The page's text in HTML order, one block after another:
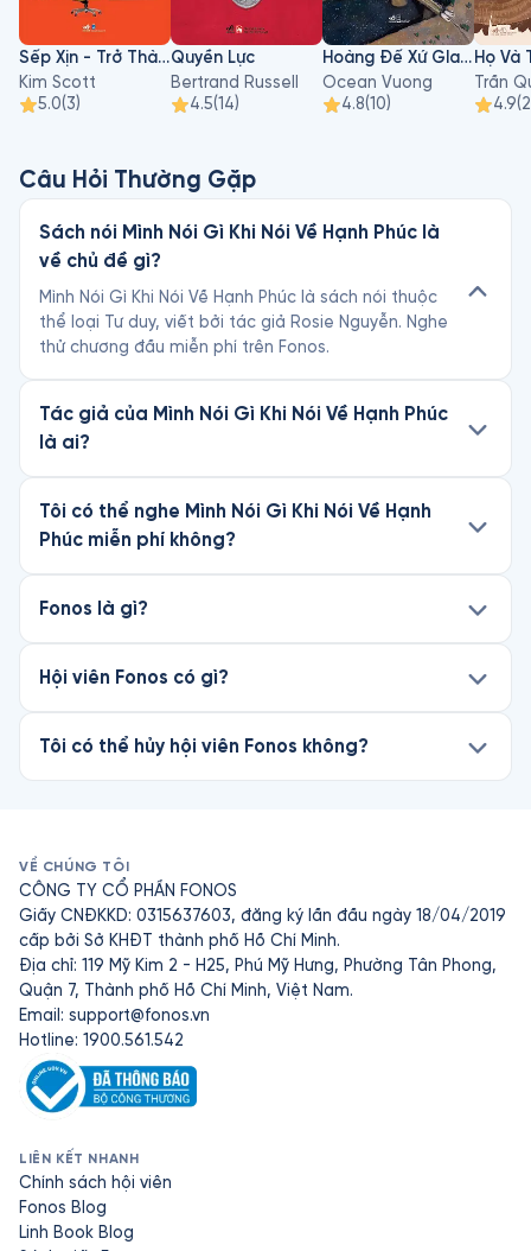
Sếp Xịn - Trở Thành Vị Sếp Khó Tính Thân Tình
Kim Scott
5.0(3)
Quyền Lực
Bertrand Russell
4.5(14)
Hoàng Đế Xứ Gladness
Ocean Vuong
4.8(10)
Trần
4.9(
Câu Hỏi Thường Gặp
Sách nói Mình Nói Gì Khi Nói Về Hạnh Phúc là
về chủ đề gì?
Mình Nói Gì Khi Nói Về Hạnh Phúc là sách nói thuộc
thể loại Tư duy, viết bởi tác giả Rosie Nguyễn. Nghe
thử chương đầu miễn phí trên Fonos.
Tác giả của Mình Nói Gì Khi Nói Về Hạnh Phúc
là ai?
Tôi có thể nghe Mình Nói Gì Khi Nói Về Hạnh
Phúc miễn phí không?
Fonos là gì?
Hội viên Fonos có gì?
Tôi có thể hủy hội viên Fonos không?
VỀ CHÚNG TÔI
CÔNG TY CỔ PHẦN FONOS
Giấy CNĐKKD: 0315637603, đăng ký lần đầu ngày 18/04/2019
cấp bởi Sở KHĐT thành phố Hồ Chí Minh.
Địa chỉ: 119 Mỹ Kim 2 - H25, Phú Mỹ Hưng, Phường Tân Phong,
Quận 7, Thành phố Hồ Chí Minh, Việt Nam.
Email: support@fonos.vn
Hotline: 1900.561.542
LIÊN KẾT NHANH
Chính sách hội viên
Fonos Blog
Linh Book Blog